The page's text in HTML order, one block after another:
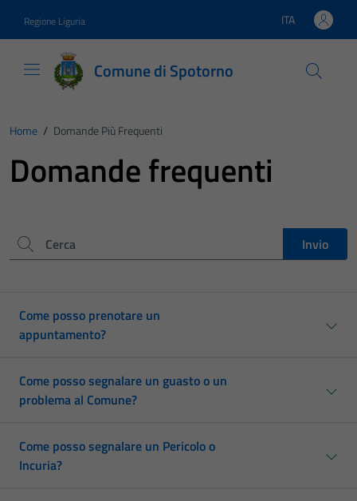
Regione Liguria Lingua attiva:
ITA
Comune di Spotorno
Home / Domande Più Frequenti
Domande frequenti
Cerca nel sito Invio
Come posso prenotare un
appuntamento?
Come posso segnalare un guasto o un
problema al Comune?
Come posso segnalare un Pericolo o
Incuria?